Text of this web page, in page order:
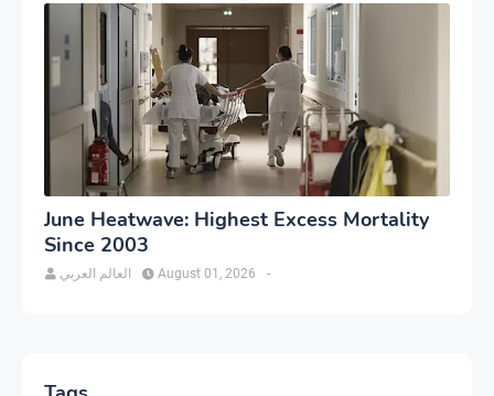
June Heatwave: Highest Excess Mortality
Since 2003
العالم العربي -
August 01, 2026